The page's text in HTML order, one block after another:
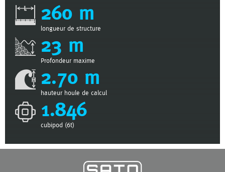
260 m
longueur de structure
23 m
Profondeur maxime
2.70 m
hauteur houle de calcul
1.846
cubipod (6t)